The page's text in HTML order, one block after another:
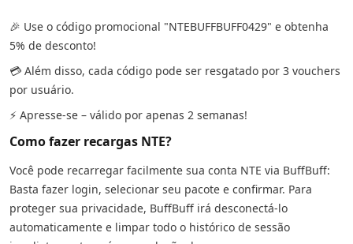
🎉 Use o código promocional "NTEBUFFBUFF0429" e obtenha
5% de desconto!
💳 Além disso, cada código pode ser resgatado por 3 vouchers
por usuário.
⚡ Apresse-se – válido por apenas 2 semanas!
Como fazer recargas NTE?
Você pode recarregar facilmente sua conta NTE via BuffBuff:
Basta fazer login, selecionar seu pacote e confirmar. Para
proteger sua privacidade, BuffBuff irá desconectá-lo
automaticamente e limpar todo o histórico de sessão